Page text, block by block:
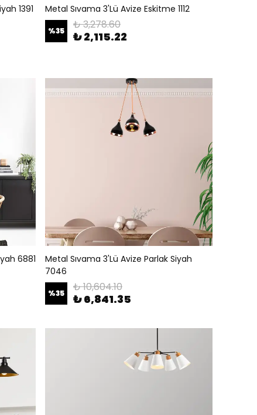
1391 Metal Sıvama 3'Lü Avize Eskitme 1112
%35 ₺ 3,278.60
₺ 2,115.22
6881
Metal Sıvama 3'Lü Avize Parlak Siyah
7046
%35 ₺ 10,604.10
₺ 6,841.35